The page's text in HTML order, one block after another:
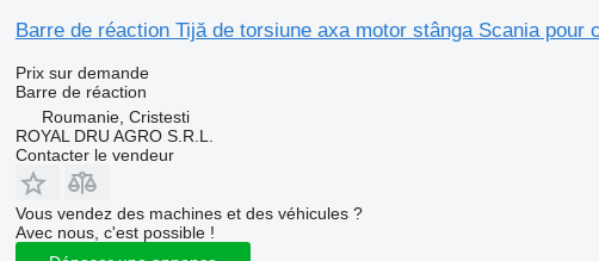
Barre de réaction Tijă de torsiune axa motor stânga Scania pour
Prix sur demande
Barre de réaction
Roumanie, Cristesti
ROYAL DRU AGRO S.R.L.
Contacter le vendeur
Vous vendez des machines et des véhicules ?
Avec nous, c'est possible !